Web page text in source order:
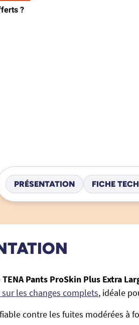
PRÉSENTATION FICHE
Pants ProSkin Plus Extra
les changes complets, idéale
contre les fuites modérées à